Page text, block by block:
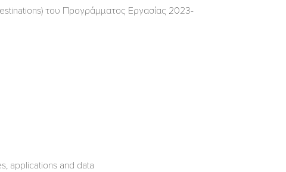
του Προγράμματος Εργασίας 2023-
applications and data